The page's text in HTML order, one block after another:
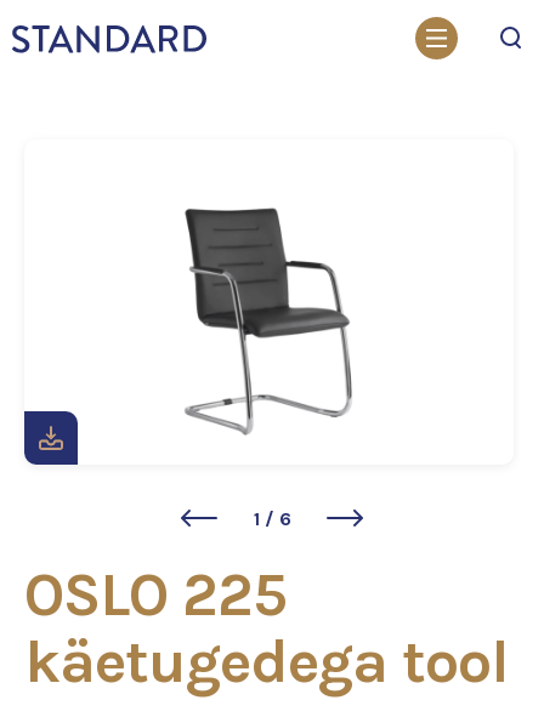
1 / 6
OSLO 225
käetugedega tool